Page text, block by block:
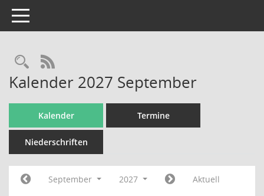
Toggle navigation
Rechercheauswahl
RSS-Feed
Kalender 2027 September
Kalender Termine
Niederschriften
September 2027
Aktuell